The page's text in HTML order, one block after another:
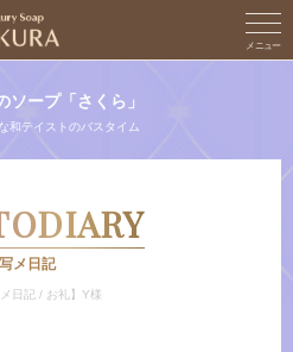
ソープ「さくら」
和テイストのバスタイム
写メ日記
日記 / お礼】Y様